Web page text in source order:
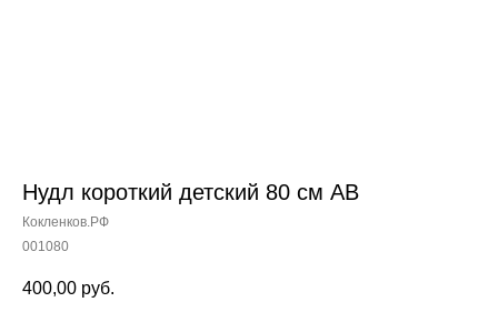
Нудл короткий детский 80 см АВ
Кокленков.РФ
001080
400,00 руб.